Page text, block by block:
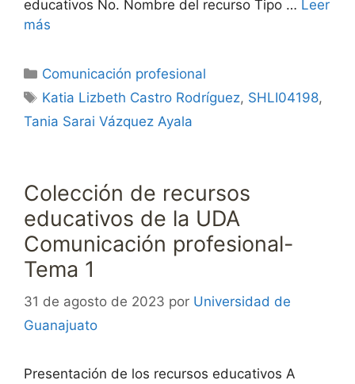
educativos No. Nombre del recurso Tipo … Leer
más
Categorías
Comunicación profesional
Etiquetas
Katia Lizbeth Castro Rodríguez, SHLI04198,
Tania Sarai Vázquez Ayala
Colección de recursos
educativos de la UDA
Comunicación profesional-
Tema 1
31 de agosto de 2023 por Universidad de
Guanajuato
Presentación de los recursos educativos A